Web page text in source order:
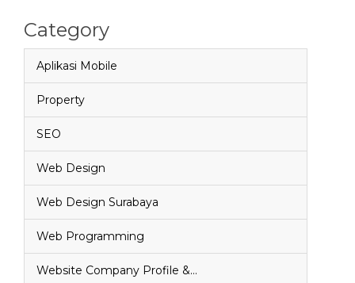
Category
Aplikasi Mobile
Property
SEO
Web Design
Web Design Surabaya
Web Programming
Website Company Profile &…